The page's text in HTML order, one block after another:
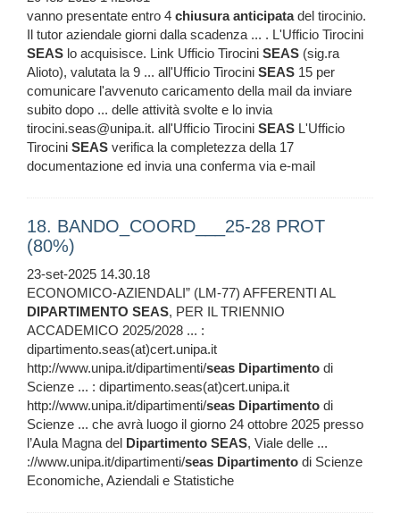
vanno presentate entro 4 chiusura anticipatadel tirocinio.
Il tutor aziendale giorni dalla scadenza ... . L'Ufficio Tirocini
SEAS lo acquisisce. Link Ufficio Tirocini SEAS (sig.ra
Alioto), valutata la 9 ... all'Ufficio Tirocini SEAS 15 per
comunicare l'avvenuto caricamento della mail da inviare
subito dopo ... delle attività svolte e lo invia
tirocini.seas@unipa.it. all'Ufficio Tirocini SEAS L'Ufficio
Tirocini SEAS verifica la completezza della 17
documentazione ed invia una conferma via e-mail
18. BANDO_COORD___25-28 PROT
(80%)
23-set-2025 14.30.18
ECONOMICO-AZIENDALI” (LM-77) AFFERENTI AL
DIPARTIMENTO SEAS, PER IL TRIENNIO
ACCADEMICO 2025/2028 ... :
dipartimento.seas(at)cert.unipa.it
http://www.unipa.it/dipartimenti/seas Dipartimento di
Scienze ... : dipartimento.seas(at)cert.unipa.it
http://www.unipa.it/dipartimenti/seas Dipartimento di
Scienze ... che avrà luogo il giorno 24 ottobre 2025 presso
l’Aula Magna del Dipartimento SEAS, Viale delle ...
://www.unipa.it/dipartimenti/seas Dipartimento di Scienze
Economiche, Aziendali e Statistiche